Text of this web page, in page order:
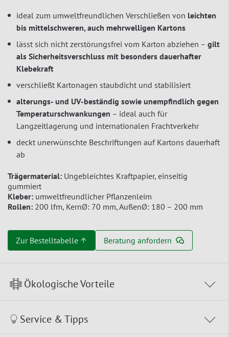
ideal zum umweltfreundlichen Verschließen von leichten
bis mittelschweren, auch mehrwelligen Kartons
lässt sich nicht zerstörungsfrei vom Karton abziehen – gilt
als Sicherheitsverschluss mit besonders dauerhafter
Klebekraft
verschließt Kartonagen staubdicht und stabilisiert
alterungs- und UV-beständig sowie unempfindlich gegen
Temperaturschwankungen – ideal auch für
Langzeitlagerung und internationalen Frachtverkehr
deckt unerwünschte Beschriftungen auf Kartons dauerhaft
ab
Trägermaterial: Ungebleichtes Kraftpapier, einseitig
gummiert
Kleber: umweltfreundlicher Pflanzenleim
Rollen: 200 lfm, KernØ: 70 mm, AußenØ: 180 – 200 mm
Zur Bestelltabelle ↑ Beratung anfordern
Ökologische Vorteile
Service & Tipps